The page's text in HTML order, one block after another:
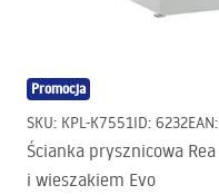
Promocja
SKU: KPL-K7551ID: 6232EAN:
Ścianka prysznicowa
i wieszakiem Evo